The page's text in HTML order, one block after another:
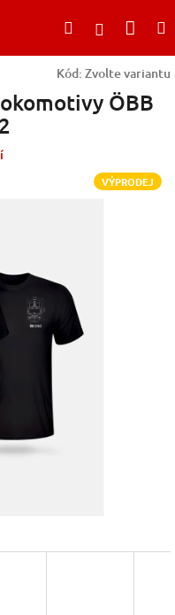
HledatPřihlášení
Kód: Zvolte variantu
ÖBB
VÝPRODEJ